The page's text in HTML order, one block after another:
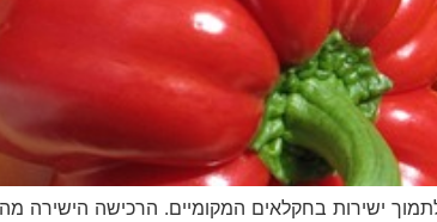
ישירות בחקלאים המקומיים. הרכישה